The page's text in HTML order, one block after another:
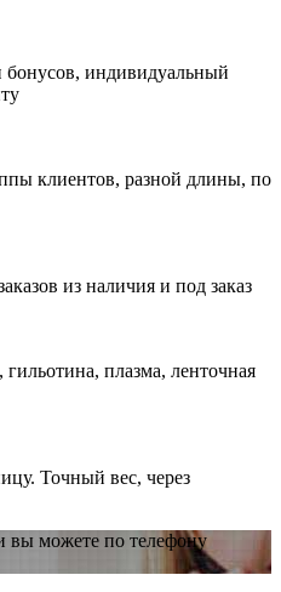
бонусов, индивидуальный
клиентов, разной длины, по
из наличия и под заказ
плазма, ленточная
Точный вес, через
вы можете по телефону